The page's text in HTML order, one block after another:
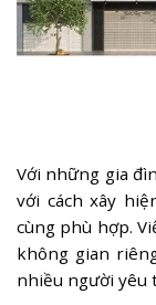
Với những gia
với cách xây
cùng phù hợp.
không gian
nhiều người yêu